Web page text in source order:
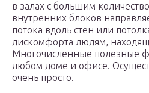
в залах с большим
внутренних блоков
потока вдоль стен или
дискомфорта людям,
Многочисленные полезные
любом доме и офисе.
очень просто.